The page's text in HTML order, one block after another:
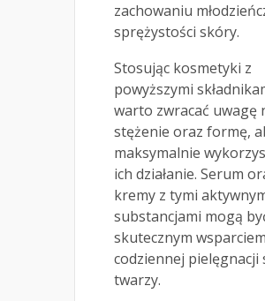
zachowaniu
sprężystości skóry.
Stosując kosmetyki z
powyższymi
warto zwracać uwagę
stężenie oraz formę,
maksymalnie
ich działanie. Serum
kremy z tymi
substancjami mogą
skutecznym
codziennej pielęgnacji
twarzy.